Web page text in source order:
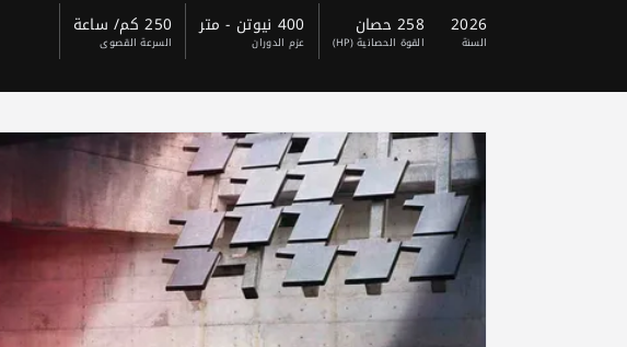
2026
السنة
258 حصان
القوة الحصانية (HP)
400 نيوتن - متر
عزم الدوران
250 كم/ ساعة
السرعة القصوى